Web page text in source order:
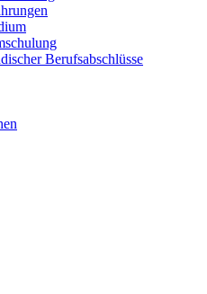
Berufsabschlüsse